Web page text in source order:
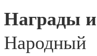
Награды